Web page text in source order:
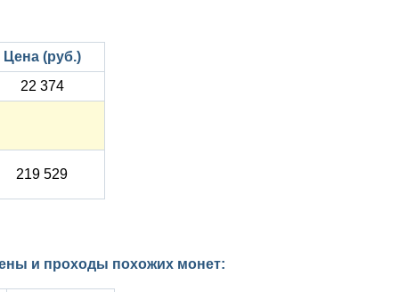
Цена (руб.)
22 374
219 529
и проходы похожих монет: